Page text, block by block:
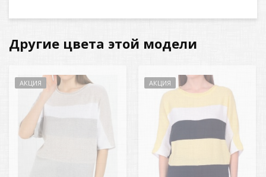
Другие цвета этой модели
АКЦИЯ АКЦИЯ